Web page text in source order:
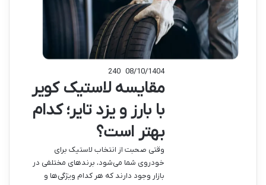
08/10/1404
240
مقایسه لاستیک کویر
با بارز و یزد تایر؛ کدام
بهتر است؟
وقتی صحبت از انتخاب لاستیک برای
خودروی شما می‌شود، برندهای مختلفی در
بازار وجود دارند که هر کدام ویژگی‌ها و